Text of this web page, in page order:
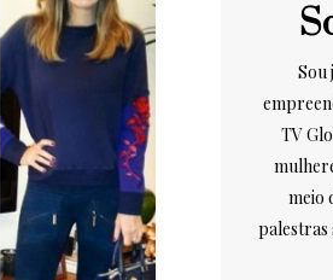
Sou
TV
meio